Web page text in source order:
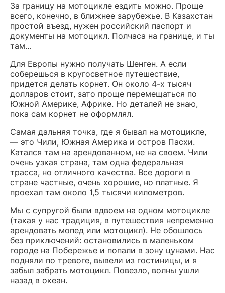
За границу на мотоцикле ездить можно. Проще
всего, конечно, в ближнее зарубежье. В Казахстан
простой въезд, нужен российский паспорт и
документы на мотоцикл. Полчаса на границе, и ты
там…
Для Европы нужно получать Шенген. А если
соберешься в кругосветное путешествие,
придется делать корнет. Он около 4-х тысяч
долларов стоит, зато проще перемещаться по
Южной Америке, Африке. Но деталей не знаю,
пока сам корнет не оформлял.
Самая дальняя точка, где я бывал на мотоцикле,
— это Чили, Южная Америка и остров Пасхи.
Катался там на арендованном, не на своем. Чили
очень узкая страна, там одна федеральная
трасса, но отличного качества. Все дороги в
стране частные, очень хорошие, но платные. Я
проехал там около 1,5 тысячи километров.
Мы с супругой были вдвоем на одном мотоцикле
(такая у нас традиция, в путешествия непременно
арендовать мопед или мотоцикл). Не обошлось
без приключений: остановились в маленьком
городе на Побережье и попали в зону цунами. Нас
подняли по тревоге, вывели из гостиницы, и я
забыл забрать мотоцикл. Повезло, волны ушли
назад в океан.